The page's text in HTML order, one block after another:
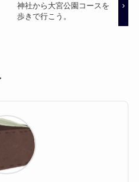
神社から大宮公園コースを
歩きで行こう。